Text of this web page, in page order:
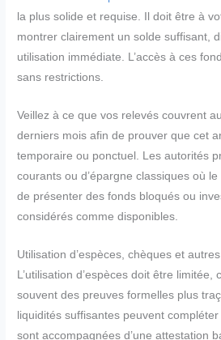
la plus solide et requise. Il doit être à
montrer clairement un solde suffisant,
utilisation immédiate. L’accès à ces
sans restrictions.
Veillez à ce que vos relevés couvrent
derniers mois afin de prouver que cet
temporaire ou ponctuel. Les autorités
courants ou d’épargne classiques où
de présenter des fonds bloqués ou
considérés comme disponibles.
Utilisation d’espèces, chèques et
L’utilisation d’espèces doit être
souvent des preuves formelles plus
liquidités suffisantes peuvent
sont accompagnées d’une attestation